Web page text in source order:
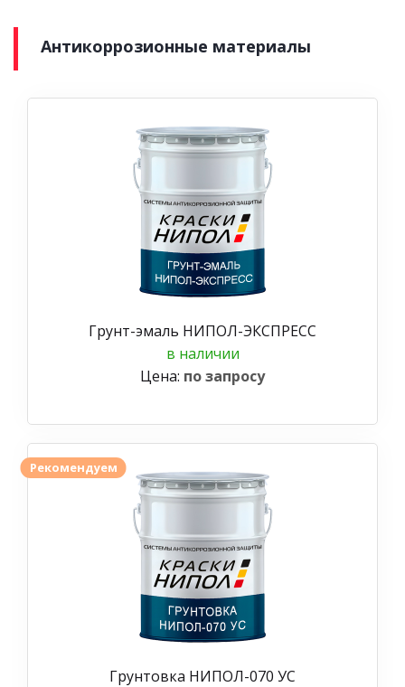
Антикоррозионные материалы
Грунт-эмаль НИПОЛ-ЭКСПРЕСС
в наличии
Цена: по запросу
Рекомендуем
Грунтовка НИПОЛ-070 УС